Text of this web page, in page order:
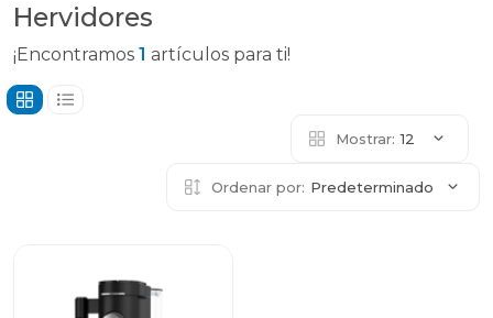
Hervidores
¡Encontramos 1 artículos para ti!
Mostrar: 12
Ordenar por: Predeterminado